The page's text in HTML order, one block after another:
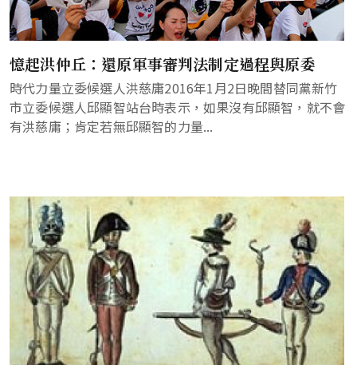
憶起洪仲丘：還原軍事審判法制定過程與原委
時代力量立委候選人洪慈庸2016年1月2日晚間替同黨新竹
市立委候選人邱顯智站台時表示，如果沒有邱顯智，就不會
有洪慈庸；肯定若無邱顯智的力量...